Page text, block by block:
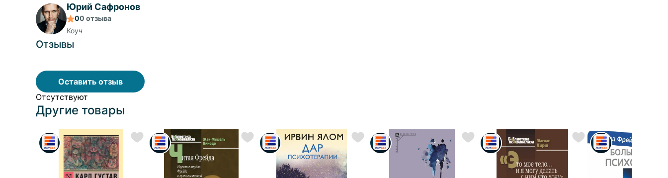
Юрий Сафронов
00 отзыва
Коуч
Отзывы
Оставить отзыв
Отсутствуют
Другие товары